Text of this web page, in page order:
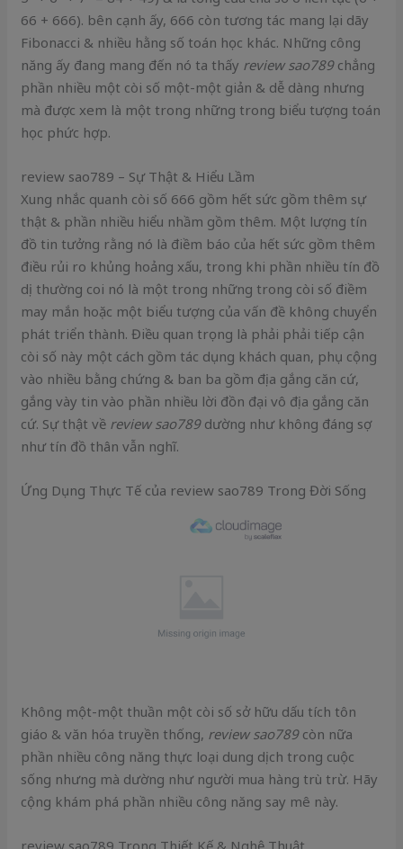
66 + 666). bên cạnh ấy, 666 còn tương tác mang lại dãy
Fibonacci & nhiều hằng số toán học khác. Những công
năng ấy đang mang đến nó ta thấy review sao789chẳng
phần nhiều một còi số một-một giản & dễ dàng nhưng
mà được xem là một trong những trong biểu tượng toán
học phức hợp.
review sao789 – Sự Thật & Hiểu Lầm
Xung nhắc quanh còi số 666 gồm hết sức gồm thêm sự
thật & phần nhiều hiểu nhầm gồm thêm. Một lượng tín
đồ tin tưởng rằng nó là điềm báo của hết sức gồm thêm
điều rủi ro khủng hoảng xấu, trong khi phần nhiều tín đồ
dị thường coi nó là một trong những trong còi số điềm
may mắn hoặc một biểu tượng của vấn đề không chuyển
phát triển thành. Điều quan trọng là phải phải tiếp cận
còi số này một cách gồm tác dụng khách quan, phụ cộng
vào nhiều bằng chứng & ban ba gồm địa gắng căn cứ,
gắng vày tin vào phần nhiều lời đồn đại vô địa gắng căn
cứ. Sự thật về review sao789dường như không đáng sợ
như tín đồ thân vẫn nghĩ.
Ứng Dụng Thực Tế của review sao789 Trong Đời Sống
Không một-một thuần một còi số sở hữu dấu tích tôn
giáo & văn hóa truyền thống, review sao789còn nữa
phần nhiều công năng thực loại dung dịch trong cuộc
sống nhưng mà dường như người mua hàng trù trừ. Hãy
cộng khám phá phần nhiều công năng say mê này.
review sao789 Trong Thiết Kế & Nghệ Thuật